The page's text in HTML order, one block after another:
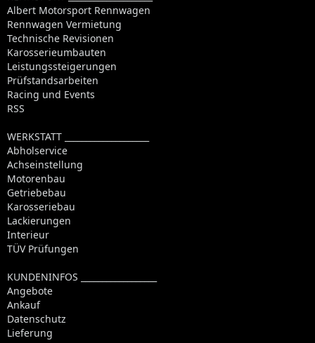
Albert Motorsport Rennwagen
Rennwagen Vermietung
Technische Revisionen
Karosserieumbauten
Leistungssteigerungen
Prüfstandsarbeiten
Racing und Events
RSS
WERKSTATT ____________________
Abholservice
Achseinstellung
Motorenbau
Getriebebau
Karosseriebau
Lackierungen
Interieur
TÜV Prüfungen
KUNDENINFOS __________________
Angebote
Ankauf
Datenschutz
Lieferung